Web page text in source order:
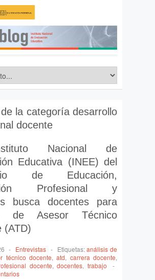
la categoría desarrollo
docente
Nacional de
Educativa (INEE) del
de Educación,
Profesional y
busca docentes para
de Asesor Técnico
(ATD)
- Entrevistas - Etiquetas:análisis de
técnico docente,atd, carrera docente,
docente,docentes, trabajo
-